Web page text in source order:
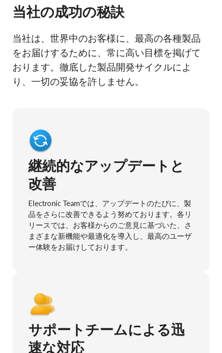
当社の成功の秘訣
当社は、世界中のお客様に、最高の各種製品
をお届けするために、常に高い目標を掲げて
おります。徹底した製品開発サイクルによ
り、一切の妥協を許しません。
継続的なアップデートと
改善
Electronic Teamでは、アップデートのたびに、製
品をさらに改善できるよう努めております。各リ
リースでは、お客様からのご意見に基づいた、さ
まざまな新機能や最適化を導入し、最高のユーザ
ー体験をお届けしております。
サポートチームによる迅
速な対応